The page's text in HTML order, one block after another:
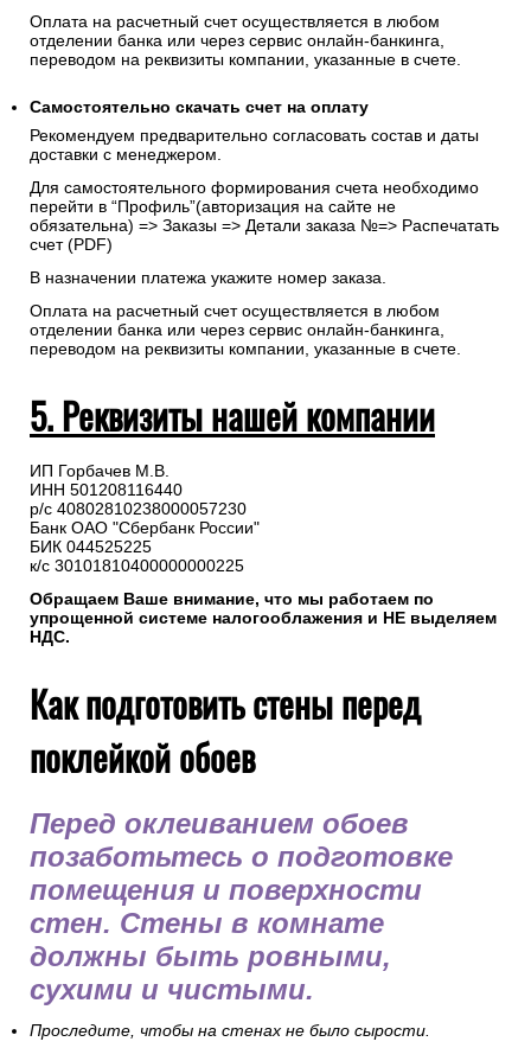
Оплата на расчетный счет осуществляется в любом
отделении банка или через сервис онлайн-банкинга,
переводом на реквизиты компании, указанные в счете.
Самостоятельно скачать счет на оплату
Рекомендуем предварительно согласовать состав и даты
доставки с менеджером.
Для самостоятельного формирования счета необходимо
перейти в “Профиль”(авторизация на сайте не
обязательна) => Заказы => Детали заказа №=> Распечатать
счет (PDF)
В назначении платежа укажите номер заказа.
Оплата на расчетный счет осуществляется в любом
отделении банка или через сервис онлайн-банкинга,
переводом на реквизиты компании, указанные в счете.
5. Реквизиты нашей компании
ИП Горбачев М.В.
ИНН 501208116440
р/с 40802810238000057230
Банк ОАО "Сбербанк России"
БИК 044525225
к/с 30101810400000000225
Обращаем Ваше внимание, что мы работаем по
упрощенной системе налогооблажения и НЕ выделяем
НДС.
Как подготовить стены перед
поклейкой обоев
Перед оклеиванием обоев
позаботьтесь о подготовке
помещения и поверхности
стен. Стены в комнате
должны быть ровными,
сухими и чистыми.
Проследите, чтобы на стенах не было сырости.